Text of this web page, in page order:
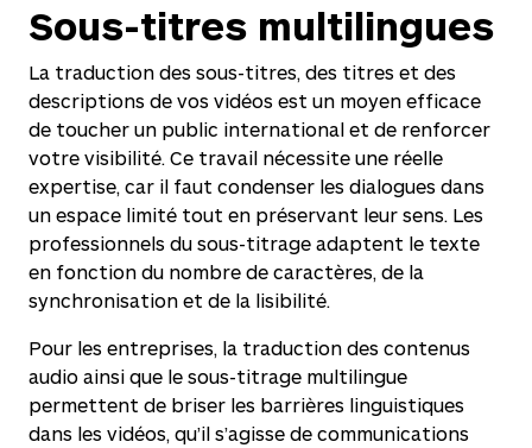
Sous-titres multilingues
La traduction des sous-titres, des titres et des
descriptions de vos vidéos est un moyen efficace
de toucher un public international et de renforcer
votre visibilité. Ce travail nécessite une réelle
expertise, car il faut condenser les dialogues dans
un espace limité tout en préservant leur sens. Les
professionnels du sous-titrage adaptent le texte
en fonction du nombre de caractères, de la
synchronisation et de la lisibilité.
Pour les entreprises, la traduction des contenus
audio ainsi que le sous-titrage multilingue
permettent de briser les barrières linguistiques
dans les vidéos, qu’il s’agisse de communications